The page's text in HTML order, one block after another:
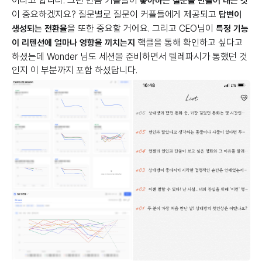
이 중요하겠지요? 질문별로 질문이 커플들에게 제공되고 답변이
생성되는 전환율을 또한 중요할 거에요. 그리고 CEO님이 특정 기능
이 리텐션에 얼마나 영향을 끼치는지 핵클을 통해 확인하고 싶다고
하셨는데 Wonder 님도 세션을 준비하면서 텔레파시가 통했던 것
인지 이 부분까지 포함 하셨답니다.